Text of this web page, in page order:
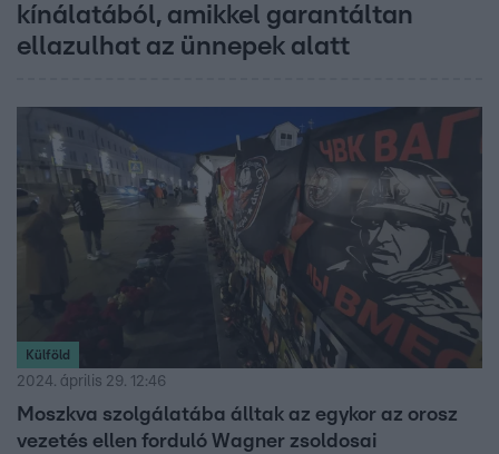
kínálatából, amikkel garantáltan
ellazulhat az ünnepek alatt
Külföld
2024. április 29. 12:46
Moszkva szolgálatába álltak az egykor az orosz
vezetés ellen forduló Wagner zsoldosai